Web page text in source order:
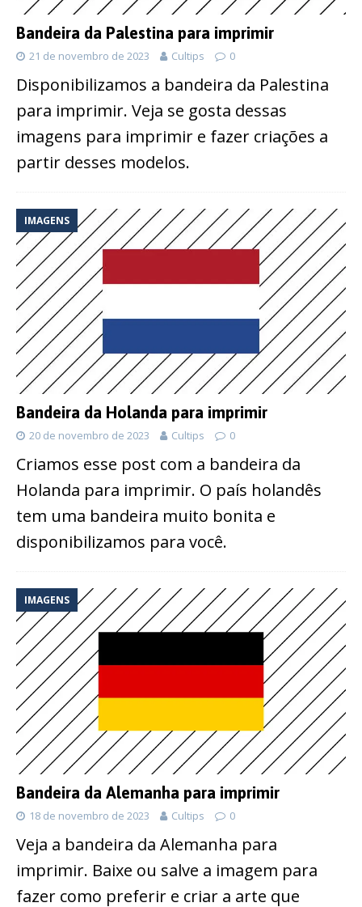
Bandeira da Palestina para imprimir
21 de novembro de 2023 Cultips 0
Disponibilizamos a bandeira da Palestina
para imprimir. Veja se gosta dessas
imagens para imprimir e fazer criações a
partir desses modelos.
IMAGENS
Bandeira da Holanda para imprimir
20 de novembro de 2023 Cultips 0
Criamos esse post com a bandeira da
Holanda para imprimir. O país holandês
tem uma bandeira muito bonita e
disponibilizamos para você.
IMAGENS
Bandeira da Alemanha para imprimir
18 de novembro de 2023 Cultips 0
Veja a bandeira da Alemanha para
imprimir. Baixe ou salve a imagem para
fazer como preferir e criar a arte que